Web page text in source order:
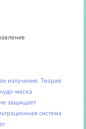
излучение. Теория
маска
защищает
система